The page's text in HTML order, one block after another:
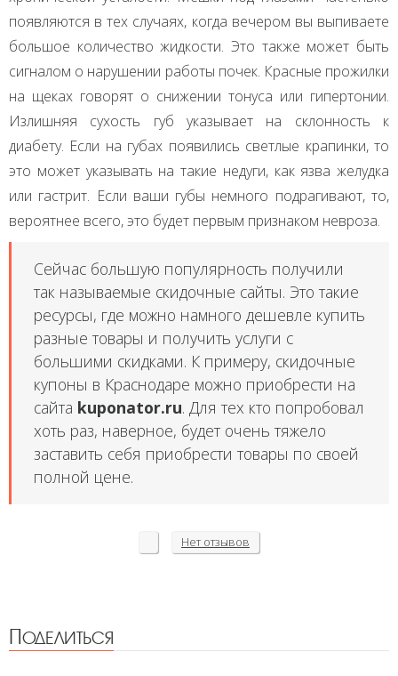
появляются в тех случаях, когда вечером вы выпиваете
большое количество жидкости. Это также может быть
сигналом о нарушении работы почек. Красные прожилки
на щеках говорят о снижении тонуса или гипертонии.
Излишняя сухость губ указывает на склонность к
диабету. Если на губах появились светлые крапинки, то
это может указывать на такие недуги, как язва желудка
или гастрит. Если ваши губы немного подрагивают, то,
вероятнее всего, это будет первым признаком невроза.
Сейчас большую популярность получили
так называемые скидочные сайты. Это такие
ресурсы, где можно намного дешевле купить
разные товары и получить услуги с
большими скидками. К примеру, скидочные
купоны в Краснодаре можно приобрести на
сайта kuponator.ru. Для тех кто попробовал
хоть раз, наверное, будет очень тяжело
заставить себя приобрести товары по своей
полной цене.
Нет отзывов
Поделиться